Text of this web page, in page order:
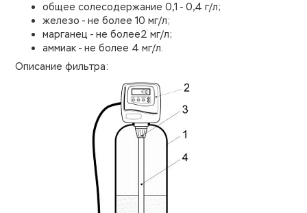
общее солесодержание 0,1 - 0,4 г/л;
железо - не более 10 мг/л;
марганец - не более2 мг/л;
аммиак - не более 4 мг/л.
Описание фильтра: